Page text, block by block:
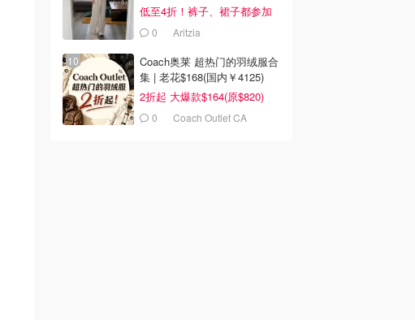
低至4折！裤子、裙子都参加
0 Aritzia
Coach奥莱 超热门的羽绒服合
集 | 老花$168(国内￥4125)
2折起 大爆款$164(原$820)
0 Coach Outlet CA